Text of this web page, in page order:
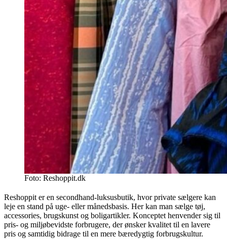
Foto: Reshoppit.dk
Reshoppit er en secondhand-luksusbutik, hvor private sælgere kan
leje en stand på uge- eller månedsbasis. Her kan man sælge tøj,
accessories, brugskunst og boligartikler. Konceptet henvender sig til
pris- og miljøbevidste forbrugere, der ønsker kvalitet til en lavere
pris og samtidig bidrage til en mere bæredygtig forbrugskultur.